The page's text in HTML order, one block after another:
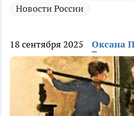
Новости России
18 сентября 2025 Оксана